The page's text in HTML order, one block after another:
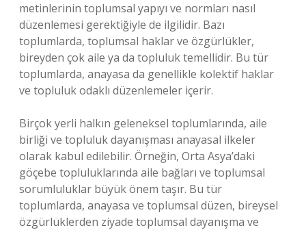
metinlerinin toplumsal yapıyı ve normları nasıl
düzenlemesi gerektiğiyle de ilgilidir. Bazı
toplumlarda, toplumsal haklar ve özgürlükler,
bireyden çok aile ya da topluluk temellidir. Bu tür
toplumlarda, anayasa da genellikle kolektif haklar
ve topluluk odaklı düzenlemeler içerir.
Birçok yerli halkın geleneksel toplumlarında, aile
birliği ve topluluk dayanışması anayasal ilkeler
olarak kabul edilebilir. Örneğin, Orta Asya’daki
göçebe topluluklarında aile bağları ve toplumsal
sorumluluklar büyük önem taşır. Bu tür
toplumlarda, anayasa ve toplumsal düzen, bireysel
özgürlüklerden ziyade toplumsal dayanışma ve